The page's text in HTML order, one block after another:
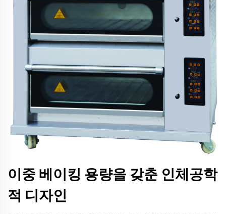
이중 베이킹 용량을 갖춘 인체공학
적 디자인